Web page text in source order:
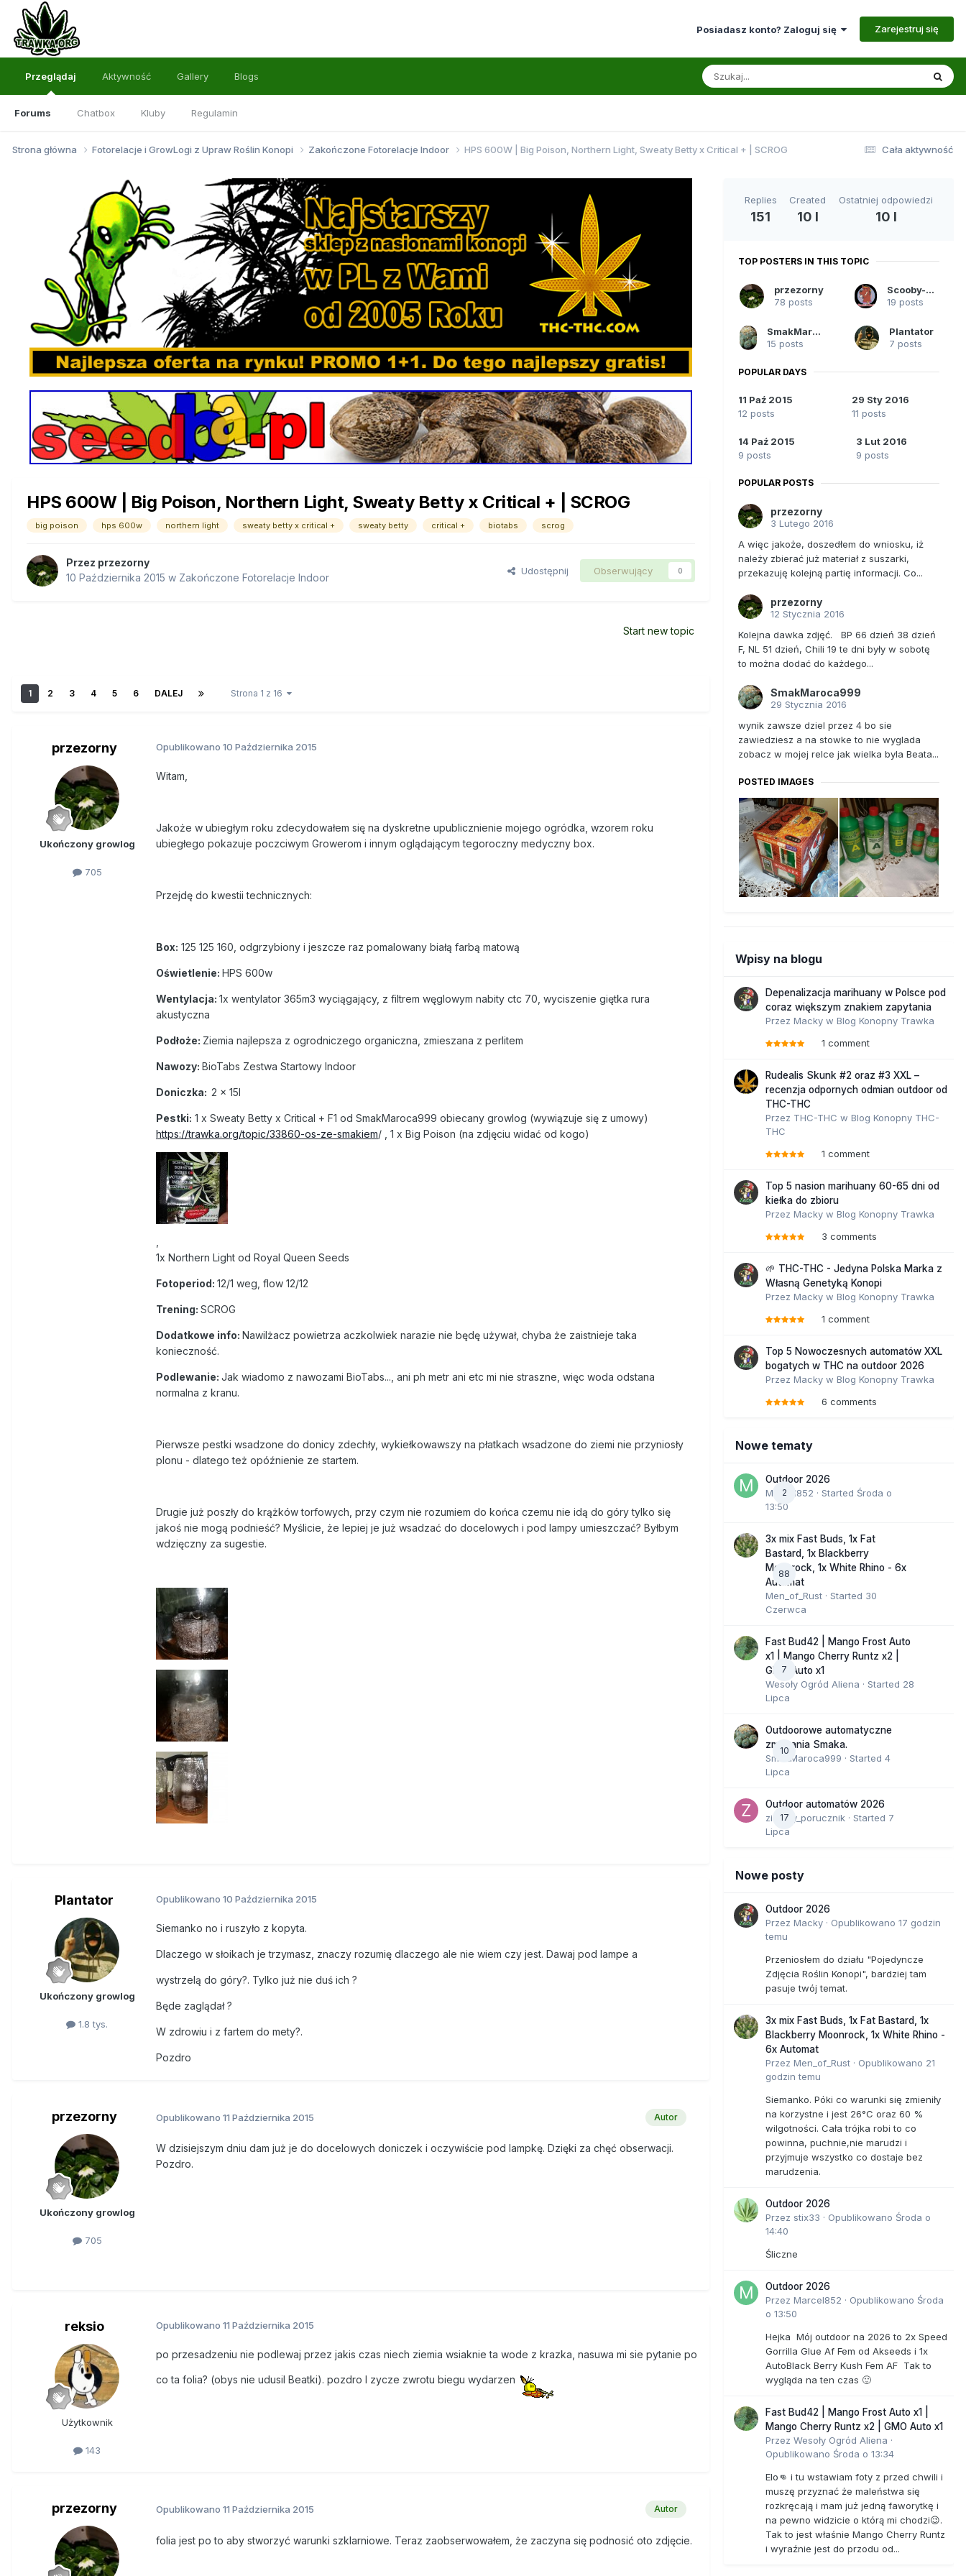
Posiadasz konto? Zaloguj się Zarejestruj się
Przeglądaj
Forums Chatbox Kluby Regulamin
Aktywność Gallery Blogs
Cała aktywność
Strona główna Fotorelacje i GrowLogi z Upraw Roślin Konopi Zakończone Fotorelacje Indoor HPS 600W | Big Poison, Northern Light, Sweaty Betty x Critical + | SCROG
HPS 600W | Big Poison, Northern Light, Sweaty Betty x Critical + | SCROG
big poison hps 600w northern light sweaty betty x critical + sweaty betty critical + biotabs scrog
Przez przezorny
10 Października 2015 w Zakończone Fotorelacje Indoor
Udostępnij Obserwujący 0
Start new topic
1 2 3 4 5 6 DALEJ Strona 1 z 16
przezorny
Ukończony growlog
705
Opublikowano 10 Października 2015
Witam,
Jakoże w ubiegłym roku zdecydowałem się na dyskretne upublicznienie mojego ogródka, wzorem roku
ubiegłego pokazuje poczciwym Growerom i innym oglądającym tegoroczny medyczny box.
Przejdę do kwestii technicznych:
Box: 125 125 160, odgrzybiony i jeszcze raz pomalowany białą farbą matową
Oświetlenie: HPS 600w
Wentylacja: 1x wentylator 365m3 wyciągający, z filtrem węglowym nabity ctc 70, wyciszenie giętka rura
akustyczna
Podłoże: Ziemia najlepsza z ogrodniczego organiczna, zmieszana z perlitem
Nawozy: BioTabs Zestwa Startowy Indoor
Doniczka: 2 x 15l
Pestki: 1 x Sweaty Betty x Critical + F1 od SmakMaroca999 obiecany growlog (wywiązuje się z umowy)
https://trawka.org/topic/33860-os-ze-smakiem/ , 1 x Big Poison (na zdjęciu widać od kogo)
1x Northern Light od Royal Queen Seeds
Fotoperiod: 12/1 weg, flow 12/12
Trening: SCROG
Dodatkowe info: Nawilżacz powietrza aczkolwiek narazie nie będę używał, chyba że zaistnieje taka
konieczność.
Podlewanie: Jak wiadomo z nawozami BioTabs..., ani ph metr ani etc mi nie straszne, więc woda odstana
normalna z kranu.
Pierwsze pestki wsadzone do donicy zdechły, wykiełkowawszy na płatkach wsadzone do ziemi nie przyniosły
plonu - dlatego też opóźnienie ze startem.
Drugie już poszły do krążków torfowych, przy czym nie rozumiem do końca czemu nie idą do góry tylko się
jakoś nie mogą podnieść? Myślicie, że lepiej je już wsadzać do docelowych i pod lampy umieszczać? Byłbym
wdzięczny za sugestie.
Plantator
Ukończony growlog
1.8 tys.
Opublikowano 10 Października 2015
Siemanko no i ruszyło z kopyta.
Dlaczego w słoikach je trzymasz, znaczy rozumię dlaczego ale nie wiem czy jest. Dawaj pod lampe a
wystrzelą do góry?. Tylko już nie duś ich ?
Będe zaglądał ?
W zdrowiu i z fartem do mety?.
Pozdro
przezorny
Ukończony growlog
705
Autor
Opublikowano 11 Października 2015
W dzisiejszym dniu dam już je do docelowych doniczek i oczywiście pod lampkę. Dzięki za chęć obserwacji.
Pozdro.
reksio
Użytkownik
143
Opublikowano 11 Października 2015
po przesadzeniu nie podlewaj przez jakis czas niech ziemia wsiaknie ta wode z krazka, nasuwa mi sie pytanie po
co ta folia? (obys nie udusil Beatki). pozdro I zycze zwrotu biegu wydarzen
przezorny Autor
Opublikowano 11 Października 2015
folia jest po to aby stworzyć warunki szklarniowe. Teraz zaobserwowałem, że zaczyna się podnosić oto zdjęcie.
Replies
151
Created
10 l
Ostatniej odpowiedzi
10 l
TOP POSTERS IN THIS TOPIC
przezorny
78 posts
Scooby-Doo
19 posts
SmakMaroca999
15 posts
Plantator
7 posts
POPULAR DAYS
11 Paź 2015
12 posts
29 Sty 2016
11 posts
14 Paź 2015
9 posts
3 Lut 2016
9 posts
POPULAR POSTS
przezorny
3 Lutego 2016
A więc jakoże, doszedłem do wniosku, iż
należy zbierać już materiał z suszarki,
przekazuję kolejną partię informacji. Co...
przezorny
12 Stycznia 2016
Kolejna dawka zdjęć. BP 66 dzień 38 dzień
F, NL 51 dzień, Chili 19 te dni były w sobotę
to można dodać do każdego...
SmakMaroca999
29 Stycznia 2016
wynik zawsze dziel przez 4 bo sie
zawiedziesz a na stowke to nie wyglada
zobacz w mojej relce jak wielka byla Beata...
POSTED IMAGES
Wpisy na blogu
Depenalizacja marihuany w Polsce pod
coraz większym znakiem zapytania
Przez Macky w Blog Konopny Trawka
1 comment
Rudealis Skunk #2 oraz #3 XXL –
recenzja odpornych odmian outdoor od
THC-THC
Przez THC-THC w Blog Konopny THC-
THC
1 comment
Top 5 nasion marihuany 60-65 dni od
kiełka do zbioru
Przez Macky w Blog Konopny Trawka
3 comments
🌱 THC-THC - Jedyna Polska Marka z
Własną Genetyką Konopi
Przez Macky w Blog Konopny Trawka
1 comment
Top 5 Nowoczesnych automatów XXL
bogatych w THC na outdoor 2026
Przez Macky w Blog Konopny Trawka
6 comments
Nowe tematy
2
Outdoor 2026
Marcel852 · Started Środa o
13:50
88
3x mix Fast Buds, 1x Fat
Bastard, 1x Blackberry
Moonrock, 1x White Rhino - 6x
Automat
Men_of_Rust · Started 30
Czerwca
7
Fast Bud42 | Mango Frost Auto
x1 | Mango Cherry Runtz x2 |
GMO Auto x1
Wesoły Ogród Aliena · Started 28
Lipca
10
Outdoorowe automatyczne
zmagania Smaka.
SmakMaroca999 · Started 4
Lipca
17
Outdoor automatów 2026
zielony_porucznik · Started 7
Lipca
Nowe posty
Outdoor 2026
Przez Macky · Opublikowano 17 godzin
temu
Przeniosłem do działu "Pojedyncze
Zdjęcia Roślin Konopi", bardziej tam
pasuje twój temat.
3x mix Fast Buds, 1x Fat Bastard, 1x
Blackberry Moonrock, 1x White Rhino -
6x Automat
Przez Men_of_Rust · Opublikowano 21
godzin temu
Siemanko. Póki co warunki się zmieniły
na korzystne i jest 26°C oraz 60 %
wilgotności. Cała trójka robi to co
powinna, puchnie,nie marudzi i
przyjmuje wszystko co dostaje bez
marudzenia.
Outdoor 2026
Przez stix33 · Opublikowano Środa o
14:40
Śliczne
Outdoor 2026
Przez Marcel852 · Opublikowano Środa
o 13:50
Hejka Mój outdoor na 2026 to 2x Speed
Gorrilla Glue Af Fem od Akseeds i 1x
AutoBlack Berry Kush Fem AF Tak to
wygląda na ten czas 🙂
Fast Bud42 | Mango Frost Auto x1 |
Mango Cherry Runtz x2 | GMO Auto x1
Przez Wesoły Ogród Aliena ·
Opublikowano Środa o 13:34
Elo👊 i tu wstawiam foty z przed chwili i
muszę przyznać że maleństwa się
rozkręcają i mam już jedną faworytkę i
na pewno widzicie o którą mi chodzi😉.
Tak to jest właśnie Mango Cherry Runtz
i wyraźnie jest do przodu od...